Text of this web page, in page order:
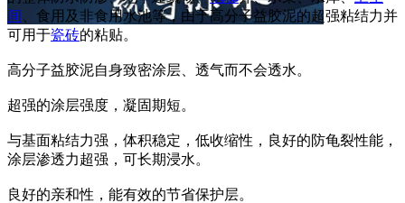
间
、食用及非食用水池等，由于高分子益胶泥的超强粘结力并
可用于瓷砖的粘贴。
高分子益胶泥自身致密涂层、透气而不会透水。
超强的涂层强度，凝固期短。
与基面粘结力强，体积稳定，低收缩性，良好的防龟裂性能，
涂层渗透力超强，可长期浸水。
良好的亲和性，能有效的节省保护层。